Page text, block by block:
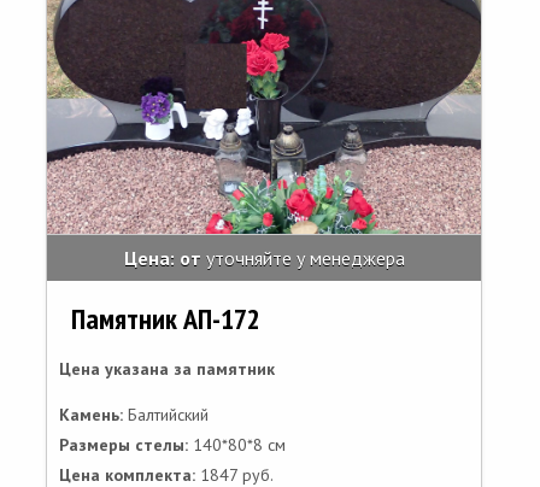
Цена: от уточняйте у менеджера
Памятник АП-172
Цена указана за памятник
Камень: Балтийский
Размеры стелы: 140*80*8 см
Цена комплекта: 1847 руб.